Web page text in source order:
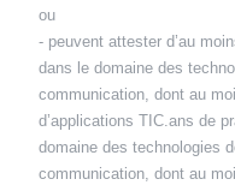
ou
- peuvent attester d’au
dans le domaine des
communication, dont au
d’applications TIC.ans de
domaine des technologies
communication, dont au